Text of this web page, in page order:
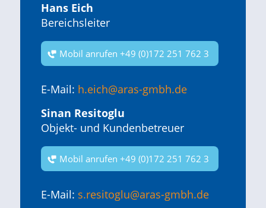
Hans Eich
Bereichsleiter
Mobil anrufen +49 (0)172 251 762 3
E-Mail: h.eich@aras-gmbh.de
Sinan Resitoglu
Objekt- und Kundenbetreuer
Mobil anrufen +49 (0)172 251 762 3
E-Mail: s.resitoglu@aras-gmbh.de